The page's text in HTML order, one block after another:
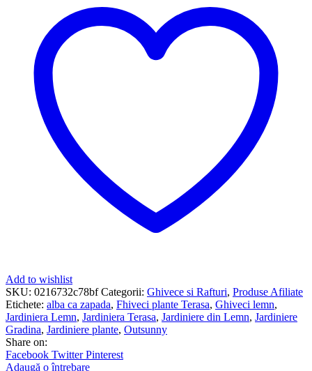
Add to wishlist
SKU: 0216732c78bf Categorii: Ghivece si Rafturi, Produse Afiliate
Etichete: alba ca zapada, Fhiveci plante Terasa, Ghiveci lemn,
Jardiniera Lemn, Jardiniera Terasa, Jardiniere din Lemn, Jardiniere
Gradina, Jardiniere plante, Outsunny
Share on:
Facebook Twitter Pinterest
Adaugă o întrebare